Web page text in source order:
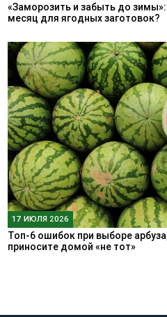
«Заморозить и забыть до
месяц для ягодных заготовок?
17 ИЮЛЯ 2026
Топ-6 ошибок при выборе
приносите домой «не тот»